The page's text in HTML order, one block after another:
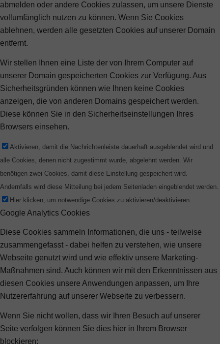
abmelden oder andere Cookies zulassen, um unsere Dienste
vollumfänglich nutzen zu können. Wenn Sie Cookies
ablehnen, werden alle gesetzten Cookies auf unserer Domain
entfernt.
Wir stellen Ihnen eine Liste der von Ihrem Computer auf
unserer Domain gespeicherten Cookies zur Verfügung. Aus
Sicherheitsgründen können wie Ihnen keine Cookies
anzeigen, die von anderen Domains gespeichert werden.
Diese können Sie in den Sicherheitseinstellungen Ihres
Browsers einsehen.
Aktivieren, damit die Nachrichtenleiste dauerhaft ausgeblendet wird und
alle Cookies, denen nicht zugestimmt wurde, abgelehnt werden. Wir
benötigen zwei Cookies, damit diese Einstellung gespeichert wird.
Andernfalls wird diese Mitteilung bei jedem Seitenladen eingeblendet werden.
Hier klicken, um notwendige Cookies zu aktivieren/deaktivieren.
Google Analytics Cookies
Diese Cookies sammeln Informationen, die uns - teilweise
zusammengefasst - dabei helfen zu verstehen, wie unsere
Webseite genutzt wird und wie effektiv unsere Marketing-
Maßnahmen sind. Auch können wir mit den Erkenntnissen aus
diesen Cookies unsere Anwendungen anpassen, um Ihre
Nutzererfahrung auf unserer Webseite zu verbessern.
Wenn Sie nicht wollen, dass wir Ihren Besuch auf unserer
Seite verfolgen können Sie dies hier in Ihrem Browser
blockieren: